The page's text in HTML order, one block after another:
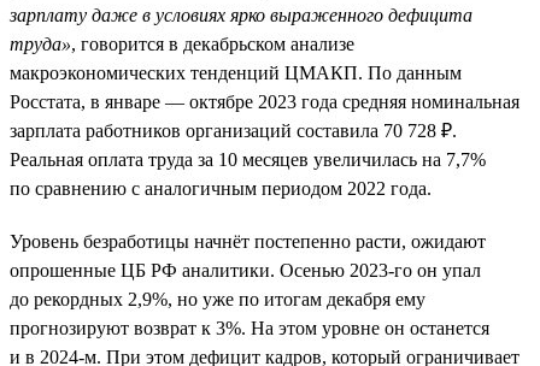
зарплату даже в условиях ярко выраженного дефицита
труда», говорится в декабрьском анализе
макроэкономических тенденций ЦМАКП. По данным
Росстата, в январе — октябре 2023 года средняя номинальная
зарплата работников организаций составила 70 728 ₽.
Реальная оплата труда за 10 месяцев увеличилась на 7,7%
по сравнению с аналогичным периодом 2022 года.
Уровень безработицы начнёт постепенно расти, ожидают
опрошенные ЦБ РФ аналитики. Осенью 2023-го он упал
до рекордных 2,9%, но уже по итогам декабря ему
прогнозируют возврат к 3%. На этом уровне он останется
и в 2024-м. При этом дефицит кадров, который ограничивает